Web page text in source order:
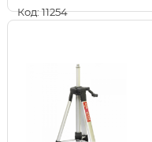
Код: 11254